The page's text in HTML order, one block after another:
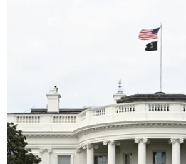
chúng. Sau buổi biểu
có mộtcuộc trả lời phỏng
hình Nước Nga-24 và đưa
sốc rằng họ đã quyết
chung sống.
[Vợ chồng tổng thống
ngờ ly dị]